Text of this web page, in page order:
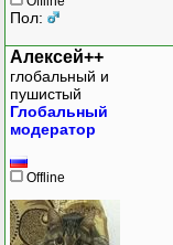
Пол:
Алексей++
глобальный и
пушистый
Глобальный
модератор
Offline